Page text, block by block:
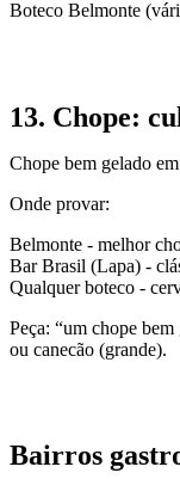
Boteco Belmonte
13. Chope:
Chope bem gelado
Onde provar:
Belmonte - melhor
Bar Brasil (Lapa) -
Qualquer boteco -
Peça: “um chope
ou canecão (grande).
Bairros